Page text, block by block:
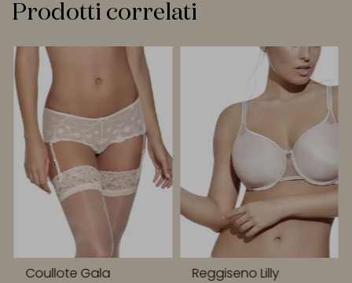
Prodotti correlati
Coullote Gala Reggiseno Lilly